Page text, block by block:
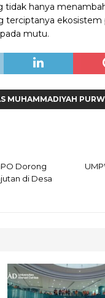
tidak hanya
mutu.
MUHAMMADIYAH
Dorong
di Desa